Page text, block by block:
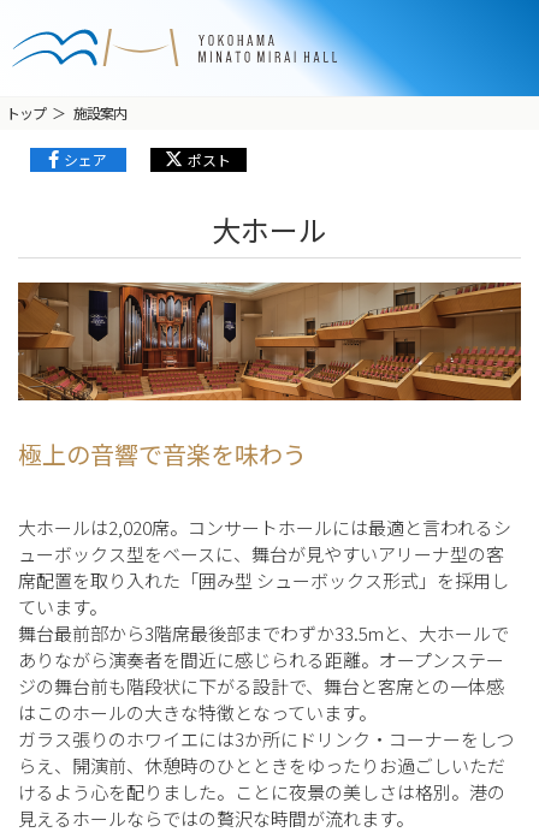
トップ 施設案内
シェア ポスト
大ホール
極上の音響で音楽を味わう
大ホールは2,020席。コンサートホールには最適と言われるシ
ューボックス型をベースに、舞台が見やすいアリーナ型の客
席配置を取り入れた「囲み型 シューボックス形式」を採用し
ています。
舞台最前部から3階席最後部までわずか33.5mと、大ホールで
ありながら演奏者を間近に感じられる距離。オープンステー
ジの舞台前も階段状に下がる設計で、舞台と客席との一体感
はこのホールの大きな特徴となっています。
ガラス張りのホワイエには3か所にドリンク・コーナーをしつ
らえ、開演前、休憩時のひとときをゆったりお過ごしいただ
けるよう心を配りました。ことに夜景の美しさは格別。港の
見えるホールならではの贅沢な時間が流れます。